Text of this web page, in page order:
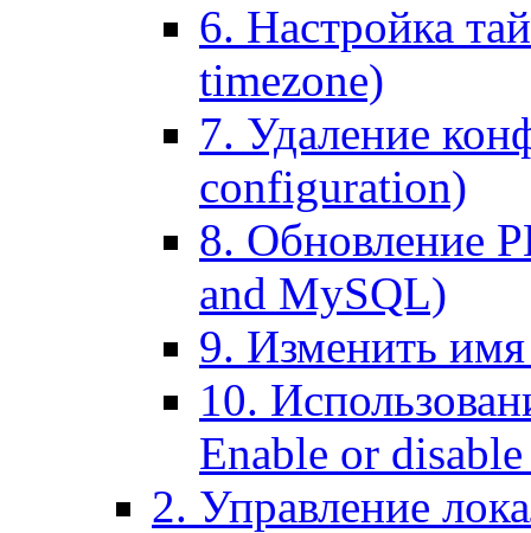
6. Настройка
timezone)
7. Удаление
configuration)
8. Обновление
and MySQL)
9. Изменить имя
10.
Enable or
2. Управление